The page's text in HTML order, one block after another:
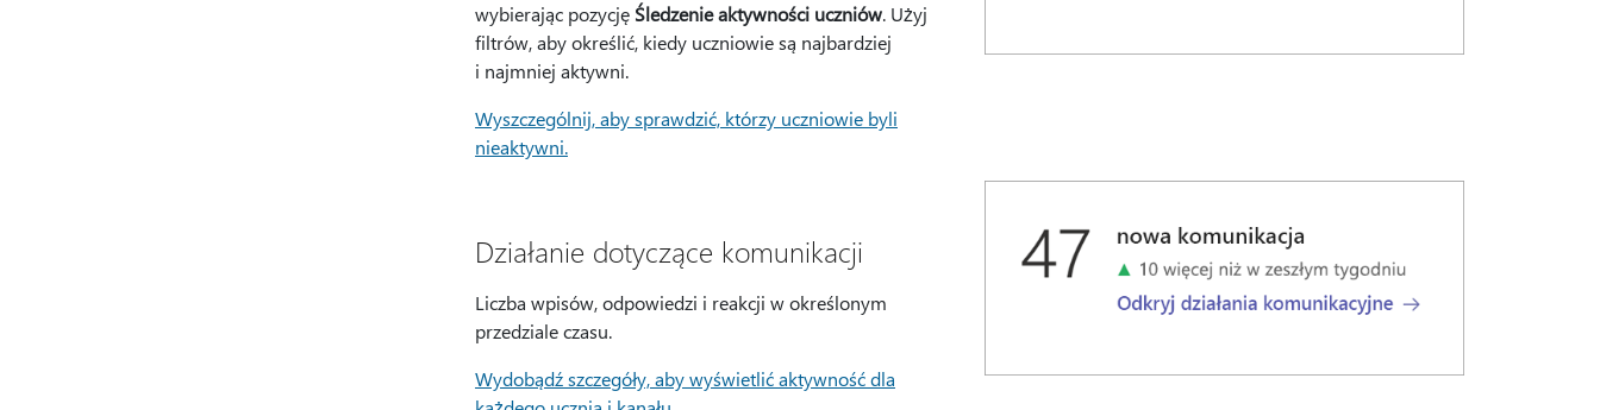
wybierając pozycję Śledzenie aktywności uczniów. Użyj
filtrów, aby określić, kiedy uczniowie są najbardziej
i najmniej aktywni.
Wyszczególnij, aby sprawdzić, którzy uczniowie byli
nieaktywni.
Działanie dotyczące komunikacji
Liczba wpisów, odpowiedzi i reakcji w określonym
przedziale czasu.
Wydobądź szczegóły, aby wyświetlić aktywność dla